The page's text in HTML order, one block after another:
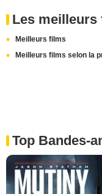
Les meilleurs
Meilleurs films
Meilleurs films selon la
Top Bandes-